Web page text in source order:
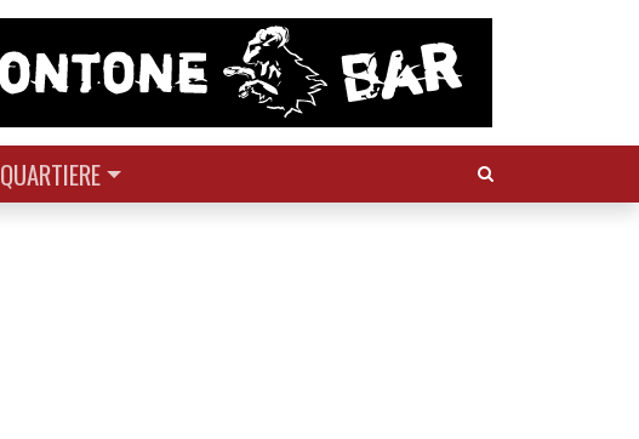
QUARTIERE Cerca: